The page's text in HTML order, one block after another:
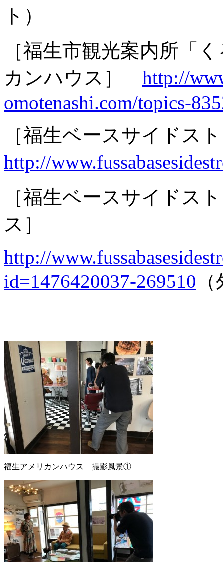
ト）
［福生市観光案内所「
カンハウス］ http://
omotenashi.com/topics-
［福生ベースサイド
http://
［福生ベースサイドス
ス］
http://
id=1476420037-269510
福生アメリカンハウス 撮影風景①